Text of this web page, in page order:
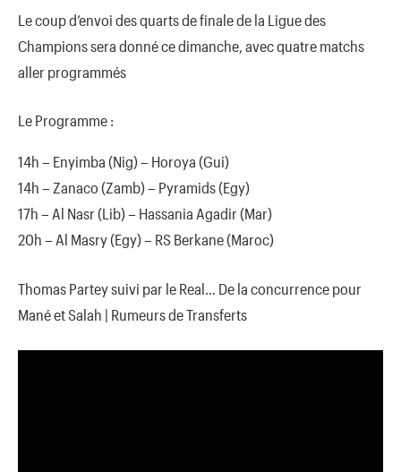
Le coup d’envoi des quarts de finale de la Ligue des
Champions sera donné ce dimanche, avec quatre matchs
aller programmés
Le Programme :
14h – Enyimba (Nig) – Horoya (Gui)
14h – Zanaco (Zamb) – Pyramids (Egy)
17h – Al Nasr (Lib) – Hassania Agadir (Mar)
20h – Al Masry (Egy) – RS Berkane (Maroc)
Thomas Partey suivi par le Real… De la concurrence pour
Mané et Salah | Rumeurs de Transferts